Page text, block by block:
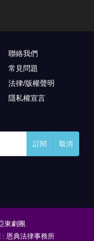
聯絡我們
常見問題
法律/版權聲明
隱私權宣言
訂閱 取消
東劇團.
恩典法律事務所